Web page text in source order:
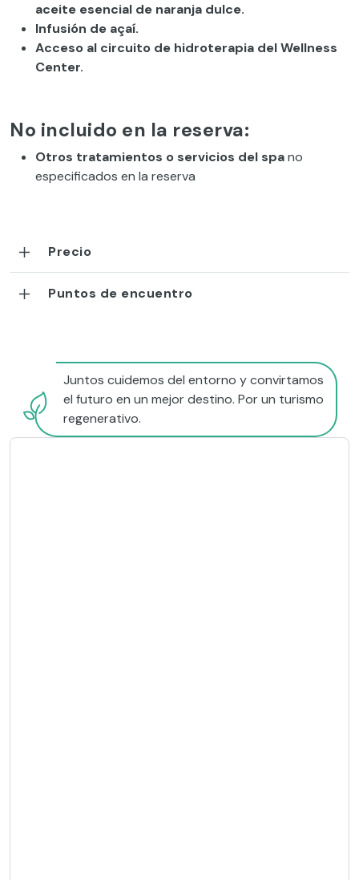
aceite esencial de naranja dulce.
Infusión de açaí.
Acceso al circuito de hidroterapia del Wellness
Center.
No incluido en la reserva:
Otros tratamientos o servicios del spano
especificados en la reserva
Precio
Puntos de encuentro
Juntos cuidemos del entorno y convirtamos
el futuro en un mejor destino. Por un turismo
regenerativo.